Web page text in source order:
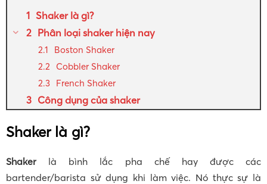
Shaker là gì?
Phân loại shaker hiện nay
Boston Shaker
Cobbler Shaker
French Shaker
Công dụng của shaker
Shaker là gì?
Shaker là bình lắc pha chế hay được các
bartender/barista sử dụng khi làm việc. Nó thực sự là